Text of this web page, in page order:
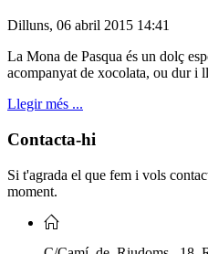
Dilluns, 06 abril 2015 14:41
La Mona de Pasqua és un dolç
acompanyat de xocolata, ou dur i
Llegir més ...
Contacta-hi
Si t'agrada el que fem i vols
moment.
C/Camí de Riudoms, 18